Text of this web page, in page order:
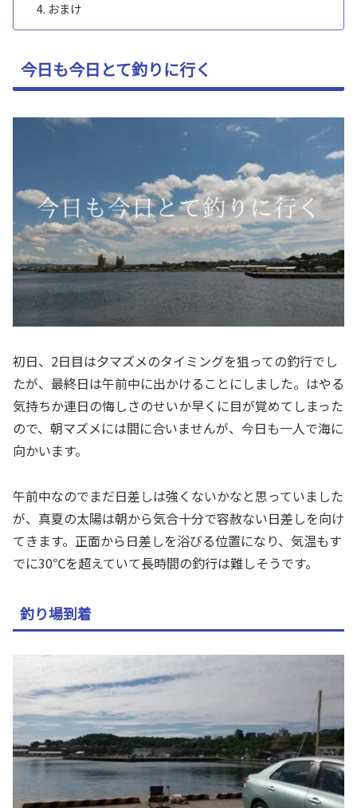
おまけ
今日も今日とて釣りに行く
初日、2日目は夕マズメのタイミングを狙っての釣行でし
たが、最終日は午前中に出かけることにしました。はやる
気持ちか連日の悔しさのせいか早くに目が覚めてしまった
ので、朝マズメには間に合いませんが、今日も一人で海に
向かいます。
午前中なのでまだ日差しは強くないかなと思っていました
が、真夏の太陽は朝から気合十分で容赦ない日差しを向け
てきます。正面から日差しを浴びる位置になり、気温もす
でに30℃を超えていて長時間の釣行は難しそうです。
釣り場到着